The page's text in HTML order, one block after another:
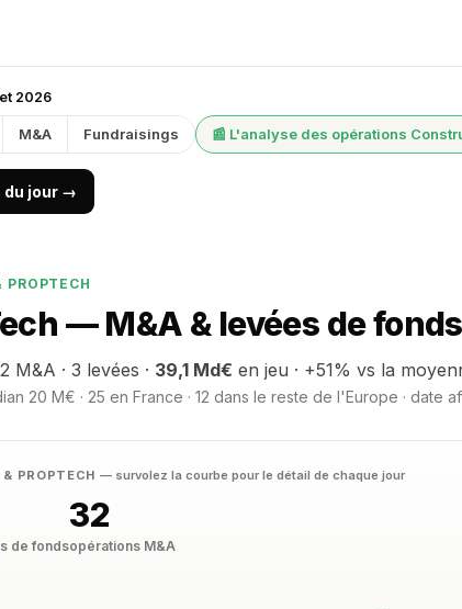
2026
M&A Fundraisings 📰 L'analyse des opérations
du jour →
— M&A & levées de
M&A · 3 levées · 39,1 Md€ en jeu · +51% vs la
20 M€ · 25 en France · 12 dans le reste de l'Europe · date
PROPTECH — survolez la courbe pour le détail de chaque jour
de fonds
32
opérations M&A